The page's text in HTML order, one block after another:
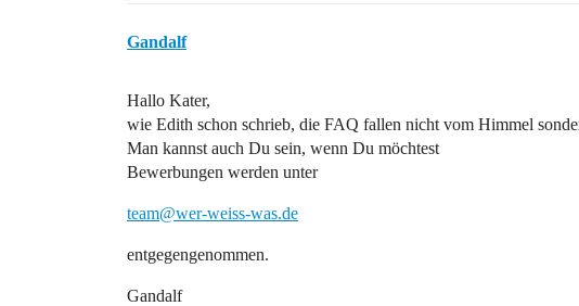
Gandalf
Hallo Kater,
wie Edith schon schrieb, die FAQ fallen nicht vom Himmel
Man kannst auch Du sein, wenn Du möchtest
Bewerbungen werden unter
team@wer-weiss-was.de
entgegengenommen.
Gandalf